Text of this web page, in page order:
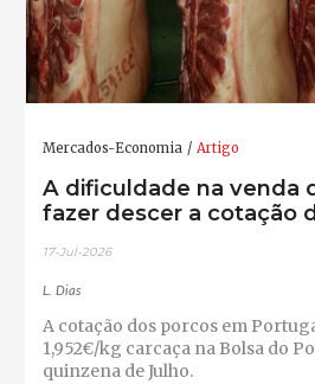
Mercados-Economia Artigo
A dificuldade na venda
fazer descer a cotação
17-Jul-2026
L. Dias
A cotação dos porcos em
1,952€/kg carcaça na Bolsa do
quinzena de Julho.